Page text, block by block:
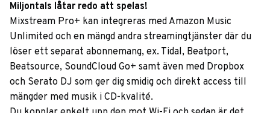
Miljontals låtar redo att spelas!
Mixstream Pro+ kan integreras med Amazon Music
Unlimited och en mängd andra streamingtjänster där du
löser ett separat abonnemang, ex. Tidal, Beatport,
Beatsource, SoundCloud Go+ samt även med Dropbox
och Serato DJ som ger dig smidig och direkt access till
mängder med musik i CD-kvalité.